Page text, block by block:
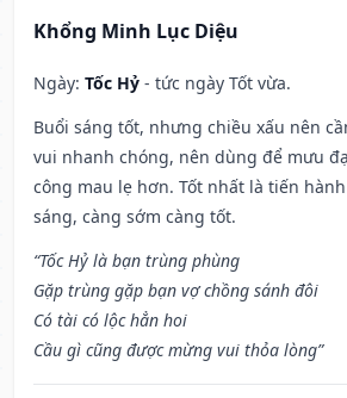
Khổng Minh Lục Diệu
Ngày: Tốc Hỷ - tức ngày Tốt vừa.
Buổi sáng tốt, nhưng chiều xấu nên
vui nhanh chóng, nên dùng để mưu
công mau lẹ hơn. Tốt nhất là tiến
sáng, càng sớm càng tốt.
“Tốc Hỷ là bạn trùng phùng
Gặp trùng gặp bạn vợ chồng sánh đôi
Có tài có lộc hẳn hoi
Cầu gì cũng được mừng vui thỏa lòng”